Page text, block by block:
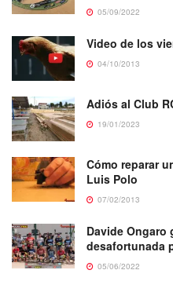
05/09/2022
Video de los
04/10/2013
Adiós al Club
19/01/2023
Cómo reparar
Luis Polo
07/02/2013
Davide Ongaro
desafortunada
05/06/2022